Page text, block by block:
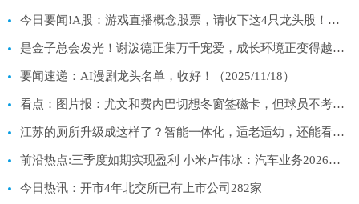
今日要闻!A股：游戏直播概念股票，请收下这4只龙头股！（11月18日）
是金子总会发光！谢泼德正集万千宠爱，成长环境正变得越来越好！
要闻速递：AI漫剧龙头名单，收好！（2025/11/18）
看点：图片报：尤文和费内巴切想冬窗签磁卡，但球员不考虑提前离队
江苏的厕所升级成这样了？智能一体化，适老适幼，还能看书休憩
前沿热点:三季度如期实现盈利 小米卢伟冰：汽车业务2026年非常有挑战、毛利率或不及今年
今日热讯：开市4年北交所已有上市公司282家